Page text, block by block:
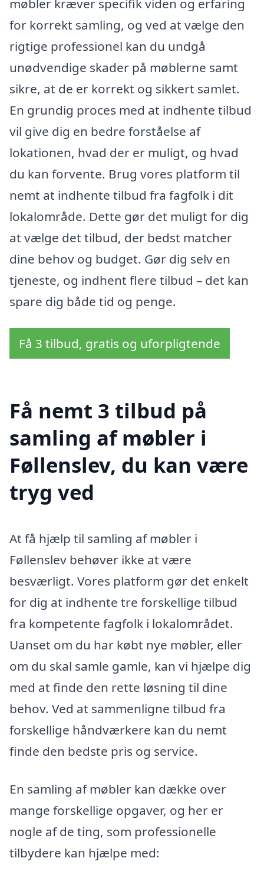
møbler kræver specifik viden og erfaring
for korrekt samling, og ved at vælge den
rigtige professionel kan du undgå
unødvendige skader på møblerne samt
sikre, at de er korrekt og sikkert samlet.
En grundig proces med at indhente tilbud
vil give dig en bedre forståelse af
lokationen, hvad der er muligt, og hvad
du kan forvente. Brug vores platform til
nemt at indhente tilbud fra fagfolk i dit
lokalområde. Dette gør det muligt for dig
at vælge det tilbud, der bedst matcher
dine behov og budget. Gør dig selv en
tjeneste, og indhent flere tilbud – det kan
spare dig både tid og penge.
Få 3 tilbud, gratis og uforpligtende
Få nemt 3 tilbud på
samling af møbler i
Føllenslev, du kan være
tryg ved
At få hjælp til samling af møbler i
Føllenslev behøver ikke at være
besværligt. Vores platform gør det enkelt
for dig at indhente tre forskellige tilbud
fra kompetente fagfolk i lokalområdet.
Uanset om du har købt nye møbler, eller
om du skal samle gamle, kan vi hjælpe dig
med at finde den rette løsning til dine
behov. Ved at sammenligne tilbud fra
forskellige håndværkere kan du nemt
finde den bedste pris og service.
En samling af møbler kan dække over
mange forskellige opgaver, og her er
nogle af de ting, som professionelle
tilbydere kan hjælpe med: